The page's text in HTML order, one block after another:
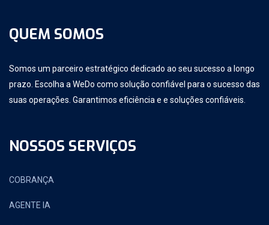
QUEM SOMOS
Somos um parceiro estratégico dedicado ao seu sucesso a longo
prazo. Escolha a WeDo como solução confiável para o sucesso das
suas operações. Garantimos eficiência e e soluções confiáveis.
NOSSOS SERVIÇOS
COBRANÇA
AGENTE IA